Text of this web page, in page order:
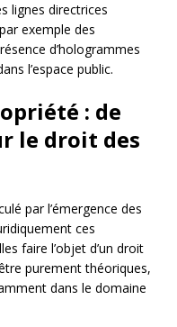
lignes directrices
exemple des
d’hologrammes
l’espace public.
: de
le droit des
par l’émergence des
ces
faire l’objet d’un droit
purement théoriques,
dans le domaine